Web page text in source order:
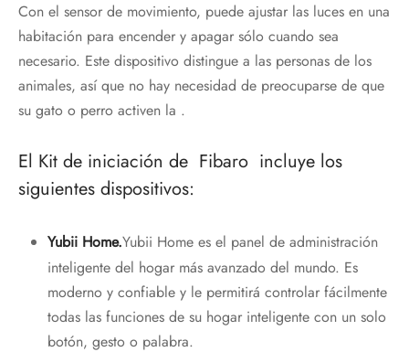
Con el sensor de movimiento, puede ajustar las luces en una
habitación para encender y apagar sólo cuando sea
necesario. Este dispositivo distingue a las personas de los
animales, así que no hay necesidad de preocuparse de que
su gato o perro activen la .
El Kit de iniciación de Fibaro incluye los
siguientes dispositivos:
Yubii Home.Yubii Home es el panel de administración
inteligente del hogar más avanzado del mundo. Es
moderno y confiable y le permitirá controlar fácilmente
todas las funciones de su hogar inteligente con un solo
botón, gesto o palabra.